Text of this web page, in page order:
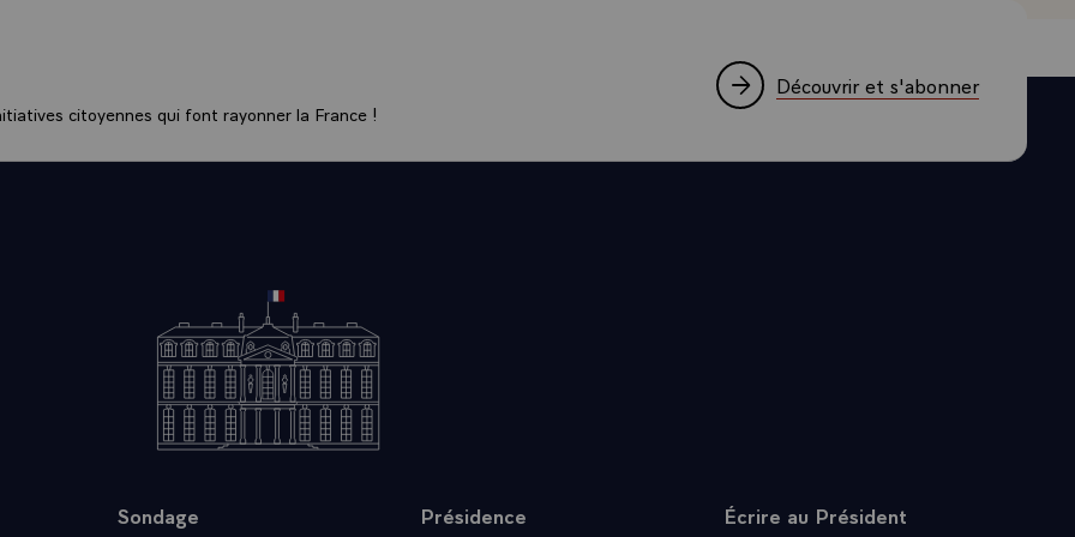
Vous avez actuellement six satellites de télécommunication qui
Vous avez en plus maintenant TDF1. Vous avez je crois la
que l'on présente des programmes américains sur des récepteurs
Vous l'avez dit, très justement. Ce n'est pas que je veuille battre les
c'est tout de même fâcheux, lorsque l'on pense qu'en 1986, il fallait
de télévision, de programmes de télévision, pour satisfaire les
télespectateurs, et que l'Europe, plutôt l'Europe non, c'est assez
quatre grandes puissances ne fournissaient que 5000 heures. C'était
citoyennes qui font rayonner la France !
Découvrir et s'abonner
Sondage Présidence Écrire au Président